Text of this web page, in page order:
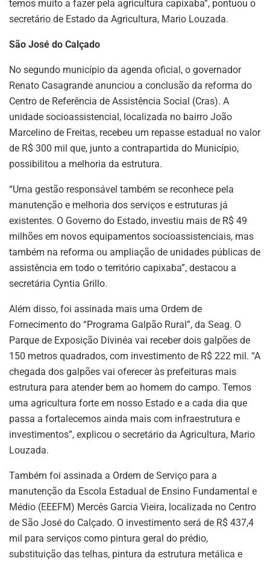
temos muito a fazer pela agricultura capixaba”, pontuou o
secretário de Estado da Agricultura, Mario Louzada.
São José do Calçado
No segundo município da agenda oficial, o governador
Renato Casagrande anunciou a conclusão da reforma do
Centro de Referência de Assistência Social (Cras). A
unidade socioassistencial, localizada no bairro João
Marcelino de Freitas, recebeu um repasse estadual no valor
de R$ 300 mil que, junto a contrapartida do Município,
possibilitou a melhoria da estrutura.
“Uma gestão responsável também se reconhece pela
manutenção e melhoria dos serviços e estruturas já
existentes. O Governo do Estado, investiu mais de R$ 49
milhões em novos equipamentos socioassistenciais, mas
também na reforma ou ampliação de unidades públicas de
assistência em todo o território capixaba”, destacou a
secretária Cyntia Grillo.
Além disso, foi assinada mais uma Ordem de
Fornecimento do “Programa Galpão Rural”, da Seag. O
Parque de Exposição Divinéa vai receber dois galpões de
150 metros quadrados, com investimento de R$ 222 mil. “A
chegada dos galpões vai oferecer às prefeituras mais
estrutura para atender bem ao homem do campo. Temos
uma agricultura forte em nosso Estado e a cada dia que
passa a fortalecemos ainda mais com infraestrutura e
investimentos”, explicou o secretário da Agricultura, Mario
Louzada.
Também foi assinada a Ordem de Serviço para a
manutenção da Escola Estadual de Ensino Fundamental e
Médio (EEEFM) Mercês Garcia Vieira, localizada no Centro
de São José do Calçado. O investimento será de R$ 437,4
mil para serviços como pintura geral do prédio,
substituição das telhas, pintura da estrutura metálica e